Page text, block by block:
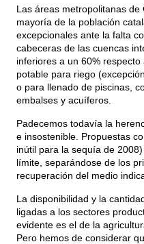
Las áreas metropolitanas
mayoría de la población
excepcionales ante la falta
cabeceras de las cuencas
inferiores a un 60%
potable para riego
o para llenado de piscinas,
embalses y acuíferos.
Padecemos todavía la
e insostenible. Propuestas
inútil para la sequía de
límite, separándose de los
recuperación del medio
La disponibilidad y la
ligadas a los sectores
evidente es el de la
Pero hemos de considerar